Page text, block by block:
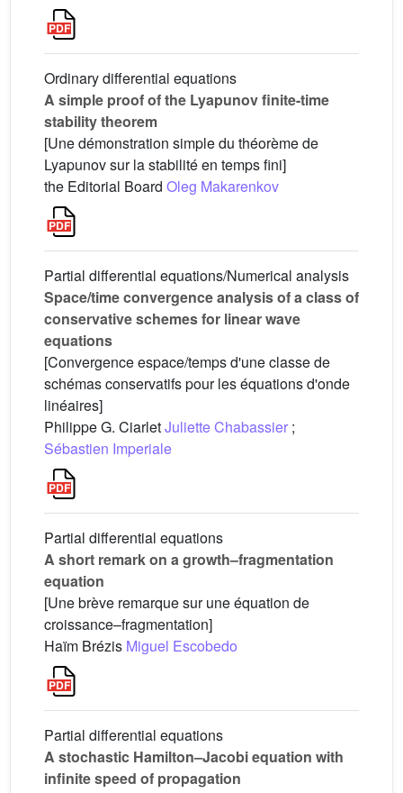
Ordinary differential equations
A simple proof of the Lyapunov finite-time
stability theorem
[Une démonstration simple du théorème de
Lyapunov sur la stabilité en temps fini]
the Editorial Board Oleg Makarenkov
Partial differential equations/Numerical analysis
Space/time convergence analysis of a class of
conservative schemes for linear wave
equations
[Convergence espace/temps d'une classe de
schémas conservatifs pour les équations d'onde
linéaires]
Philippe G. CiarletJuliette Chabassier ;
Sébastien Imperiale
Partial differential equations
A short remark on a growth–fragmentation
equation
[Une brève remarque sur une équation de
croissance–fragmentation]
Haïm Brézis Miguel Escobedo
Partial differential equations
A stochastic Hamilton–Jacobi equation with
infinite speed of propagation